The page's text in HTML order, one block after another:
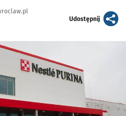
Udostępnijartykuł